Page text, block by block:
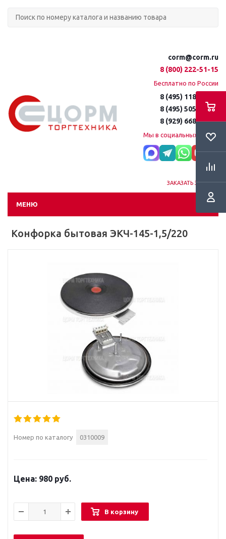
corm@corm.ru
8 (800) 222-51-15
Бесплатно по России
8 (495) 118-61-16
8 (495) 505-51-15
8 (929) 668-95-35
Мы в социальных сетях:
ЗАКАЗАТЬ ЗВОНОК
МЕНЮ
Конфорка бытовая ЭКЧ-145-1,5/220
Номер по каталогу 0310009
980 руб.
В корзину